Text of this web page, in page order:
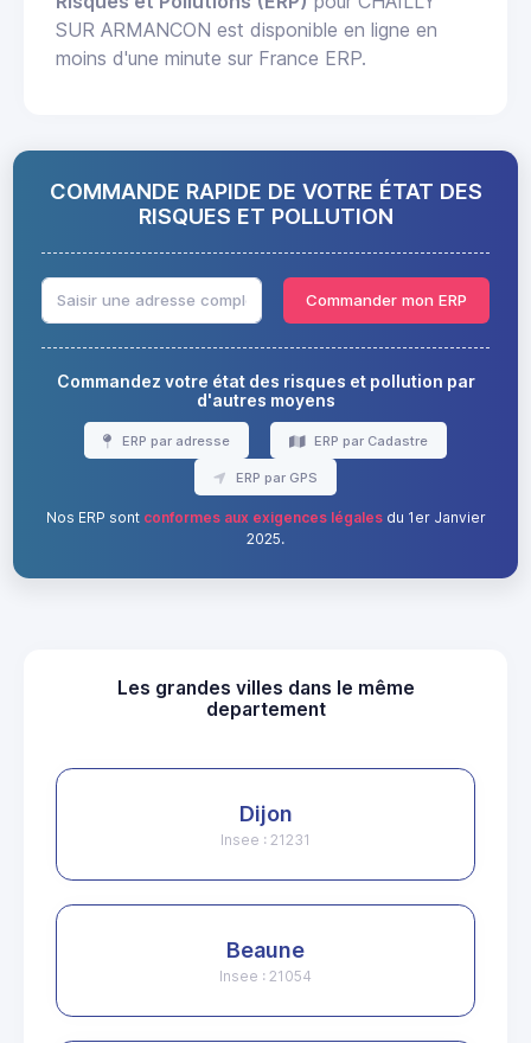
SUR ARMANCON est disponible en ligne en
moins d'une minute sur France ERP.
COMMANDE RAPIDE DE VOTRE ÉTAT DES
RISQUES ET POLLUTION
Commander mon ERP
Commandez votre état des risques et pollution par
d'autres moyens
ERP par adresse ERP par Cadastre
ERP par GPS
Nos ERP sont conformes aux exigences légalesdu 1er Janvier
2025.
Les grandes villes dans le même
departement
Dijon
Insee : 21231
Beaune
Insee : 21054